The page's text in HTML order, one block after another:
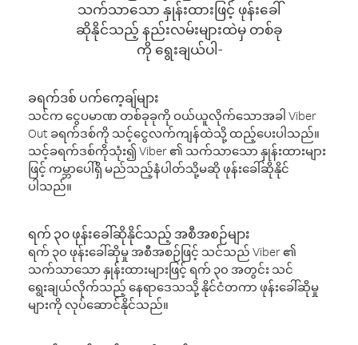
သက်သာသော နှုန်းထားဖြင့် ဖုန်းခေါ်
ဆိုနိုင်သည့် နည်းလမ်းများထဲမှ တစ်ခု
ကို ရွေးချယ်ပါ-
ခရက်ဒစ် ပက်ကေ့ချ်များ
သင်က ငွေပမာဏ တစ်ခုခုကို ဝယ်ယူလိုက်သောအခါ Viber
Out ခရက်ဒစ်ကို သင့်ငွေလက်ကျန်ထဲသို့ ထည့်ပေးပါသည်။
သင့်ခရက်ဒစ်ကိုသုံး၍ Viber ၏ သက်သာသော နှုန်းထားများ
ဖြင့် ကမ္ဘာပေါ်ရှိ မည်သည့်နံပါတ်သို့မဆို ဖုန်းခေါ်ဆိုနိုင်
ပါသည်။
ရက် ၃၀ ဖုန်းခေါ်ဆိုနိုင်သည့် အစီအစဉ်များ
ရက် ၃၀ ဖုန်းခေါ်ဆိုမှု အစီအစဉ်ဖြင့် သင်သည် Viber ၏
သက်သာသော နှုန်းထားများဖြင့် ရက် ၃၀ အတွင်း သင်
ရွေးချယ်လိုက်သည့် နေရာဒေသသို့ နိုင်ငံတကာ ဖုန်းခေါ်ဆိုမှု
များကို လုပ်ဆောင်နိုင်သည်။